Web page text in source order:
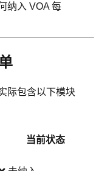
纳入 VOA 每
际包含以下模块
当前状态